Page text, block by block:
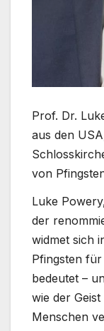
Prof. Dr.
aus den
von
Luke
der
widmet sich
Pfingsten
bedeutet –
wie der
Menschen